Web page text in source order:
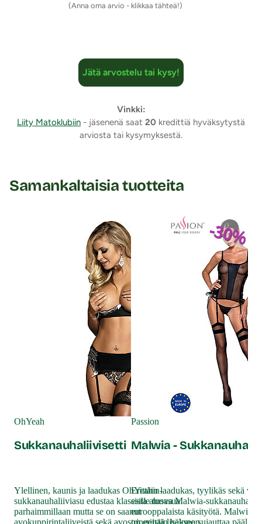
(Anna oma arvio - klikkaa tähteä!)
Jätä arvostelu tai kysy!
Vinkki:
Liity Matoklubiin - jäsenenä saat 20 kredittiä hyväksytystä
arviosta tai kysymyksestä.
Samankaltaisia tuotteita
OhYeah
Sukkanauhaliivisetti
Ylellinen, kaunis ja laadukas OhYeahin-
sukkanauhaliiviasu edustaa klassista alusasua
parhaimmillaan mutta se on saanut
-30%
Passion
Malwia -
Erittäin laadukas, tyylikäs sekä
esille tuova Malwia-
eurooppalaista käsityötä. Malwia-